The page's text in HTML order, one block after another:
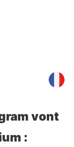
vont
: